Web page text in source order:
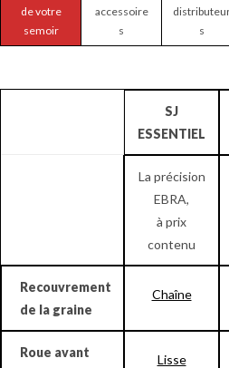
de votre
semoir
accessoire
s
s
SJ
ESSENTIEL
La précision
EBRA,
à prix
contenu
Recouvrement
de la graine
Chaîne
Roue avant Lisse